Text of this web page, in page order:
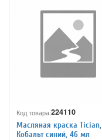
Код товара:224110
Масляная краска Tician,
Кобальт синий, 46 мл